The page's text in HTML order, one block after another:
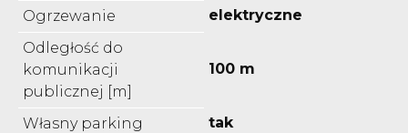
Ogrzewanie
elektryczne
Odległość do
komunikacji
publicznej [m]
100 m
Własny parking
tak